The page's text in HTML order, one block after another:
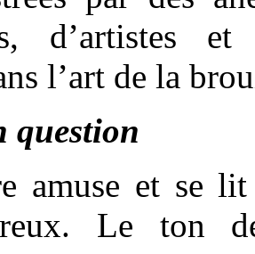
d’artistes et
l’art de la
question
amuse et se
Le ton